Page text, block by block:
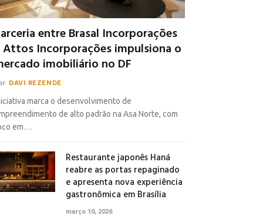
entre Brasal Incorporações
Attos Incorporações impulsiona o
imobiliário no DF
DAVI REZENDE
marca o desenvolvimento de
de alto padrão na Asa Norte, com
em…
Restaurante japonês Haná
reabre as portas repaginado
e apresenta nova experiência
gastronômica em Brasília
março 10, 2026